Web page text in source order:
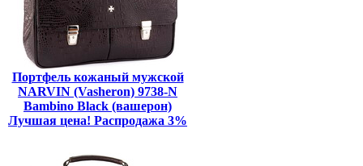
Портфель кожаный мужской
NARVIN (Vasheron) 9738-N
Bambino Black (вашерон)
Лучшая цена! Распродажа 3%